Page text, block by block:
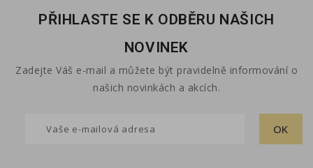
PŘIHLASTE SE K ODBĚRU NAŠICH
NOVINEK
Zadejte Váš e-mail a můžete být pravidelně informování o
našich novinkách a akcích.